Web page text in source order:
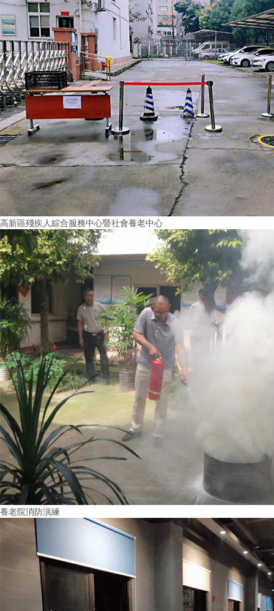
高新區殘疾人綜合服務中心暨社會養老中心
養老院消防演練